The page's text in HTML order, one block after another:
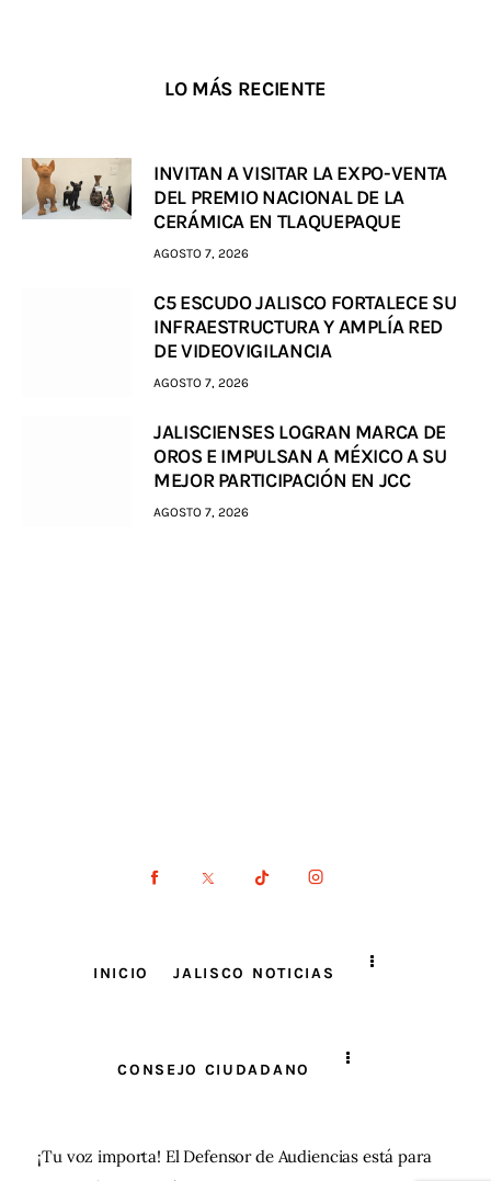
LO MÁS RECIENTE
INVITAN A VISITAR LA EXPO-VENTA
DEL PREMIO NACIONAL DE LA
CERÁMICA EN TLAQUEPAQUE
AGOSTO 7, 2026
C5 ESCUDO JALISCO FORTALECE SU
INFRAESTRUCTURA Y AMPLÍA RED
DE VIDEOVIGILANCIA
AGOSTO 7, 2026
JALISCIENSES LOGRAN MARCA DE
OROS E IMPULSAN A MÉXICO A SU
MEJOR PARTICIPACIÓN EN JCC
AGOSTO 7, 2026
INICIO JALISCO NOTICIAS
CONSEJO CIUDADANO
¡Tu voz importa! El Defensor de Audiencias está para